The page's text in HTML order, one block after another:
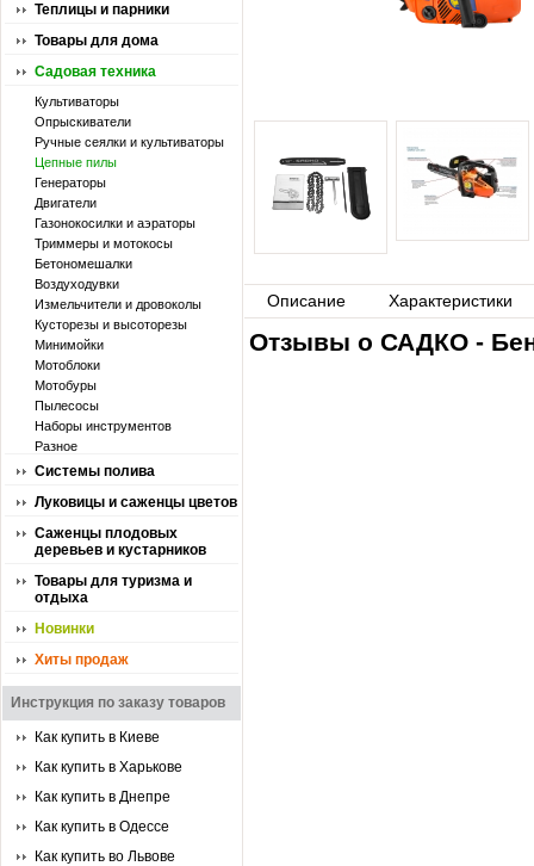
Теплицы и парники
Товары для дома
Садовая техника
Культиваторы
Опрыскиватели
Ручные сеялки и культиваторы
Цепные пилы
Генераторы
Двигатели
Газонокосилки и аэраторы
Триммеры и мотокосы
Бетономешалки
Воздуходувки
Измельчители и дровоколы
Кусторезы и высоторезы
Минимойки
Мотоблоки
Мотобуры
Пылесосы
Наборы инструментов
Разное
Системы полива
Луковицы и саженцы цветов
Саженцы плодовых
деревьев и кустарников
Товары для туризма и
отдыха
Новинки
Хиты продаж
Инструкция по заказу товаров
Как купить в Киеве
Как купить в Харькове
Как купить в Днепре
Как купить в Одессе
Как купить во Львове
Описание Характеристики
Отзывы о САДКО -